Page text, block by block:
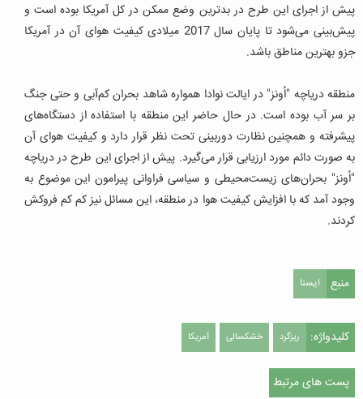
پیش از اجرای این طرح در بدترین وضع ممکن در کل آمریکا بوده است و
پیش‌بینی می‌شود تا پایان سال 2017 میلادی کیفیت هوای آن در آمریکا
جزو بهترین مناطق باشد.
منطقه دریاچه "اُونز" در ایالت نوادا همواره شاهد بحران کم‌آبی و حتی جنگ
بر سر آب بوده است. در حال حاضر این منطقه با استفاده از دستگاه‌های
پیشرفته و همچنین نظارت دوربینی تحت نظر قرار دارد و کیفیت هوای آن
به صورت دائم مورد ارزیابی قرار می‌گیرد. پیش از اجرای این طرح در دریاچه
"اُونز" بحران‌های زیست‌محیطی و سیاسی فراوانی پیرامون این موضوع به
وجود آمد که با افزایش کیفیت هوا در منطقه، این مسائل نیز کم کم فروکش
کردند.
منبع ایسنا
کلیدواژه: ریزگرد خشکسالی آمریکا
پست های مرتبط